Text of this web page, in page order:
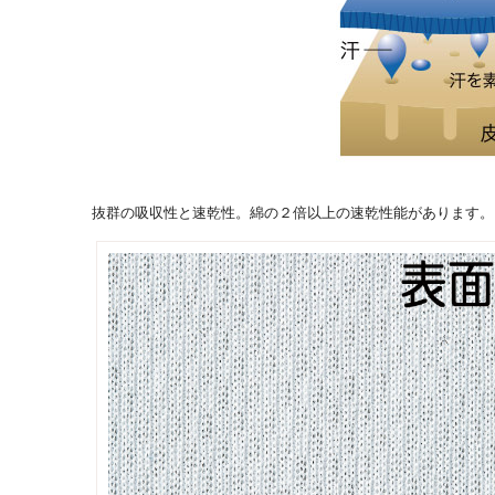
抜群の吸収性と速乾性。綿の２倍以上の速乾性能があります。